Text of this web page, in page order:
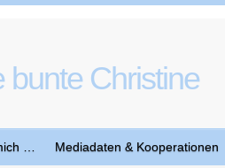
… Mediadaten & Kooperationen